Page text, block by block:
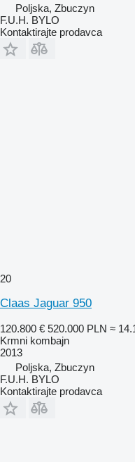
Poljska, Zbuczyn
F.U.H. BYLO
Kontaktirajte prodavca
20
Claas Jaguar 950
120.800 € 520.000 PLN ≈
Krmni kombajn
2013
Poljska, Zbuczyn
F.U.H. BYLO
Kontaktirajte prodavca